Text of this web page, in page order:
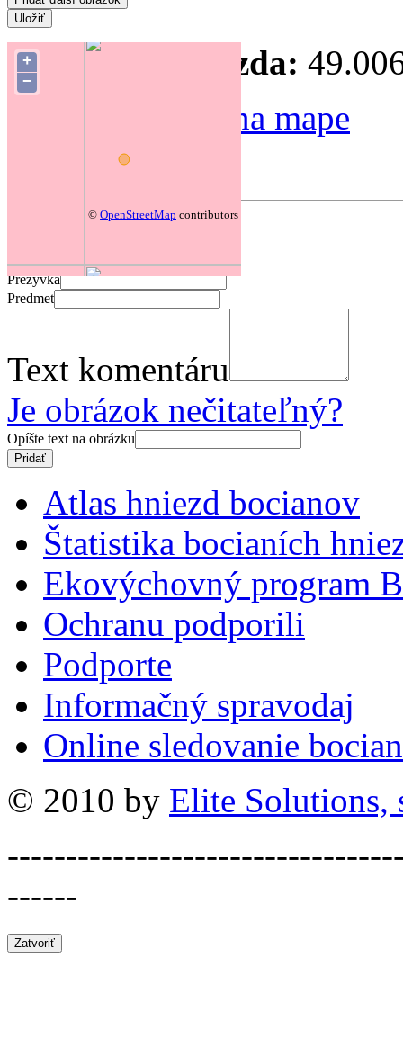
+
−
© OpenStreetMap contributors
Súradnice hniezda:
Zmeniť polohu na mape
Prezývka
Predmet
Text komentáru
Je obrázok nečitateľný?
Opíšte text na obrázku
Atlas hniezd bocianov
Štatistika bocianích
Ekovýchovný program
Ochranu podporili
Podporte
Informačný spravodaj
Online sledovanie
© 2010 by Elite Solutions,
------